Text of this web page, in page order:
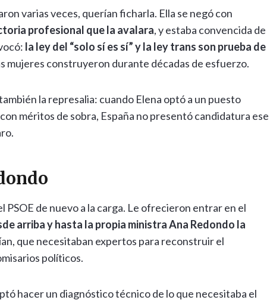
varias veces, querían ficharla. Ella se negó con
profesional que la avalara, y estaba convencida de
la ley del “solo sí es sí” y la ley trans son prueba de
mujeres construyeron durante décadas de esfuerzo.
la represalia: cuando Elena optó a un puesto
méritos de sobra, España no presentó candidatura ese
de nuevo a la carga. Le ofrecieron entrar en el
arriba y hasta la propia ministra Ana Redondo la
que necesitaban expertos para reconstruir el
políticos.
hacer un diagnóstico técnico de lo que necesitaba el